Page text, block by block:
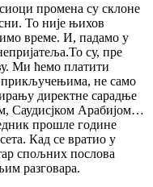
промена су склоне
То није њихов
време. И, падамо у
су, пре
Ми ћемо платити
прикључењима, не само
директне сарадње
Саудисјком Арабијом…
прошле године
Кад се вратио у
спољних послова
разговара.